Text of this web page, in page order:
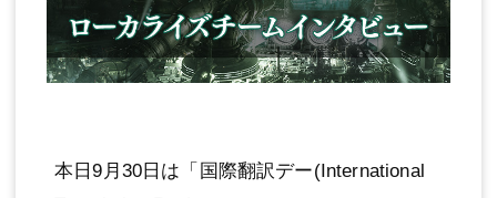
本日9月30日は「国際翻訳デー(International